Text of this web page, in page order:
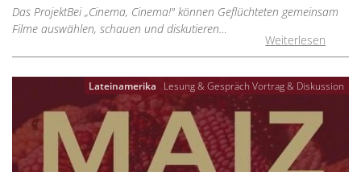
Das ProjektBei „Cinema, Cinema!" können Geflüchteten gemeinsam
Filme auswählen, schauen und diskutieren…
Weiterlesen
Lateinamerika Lesung & Gespräch Vortrag & Diskussion